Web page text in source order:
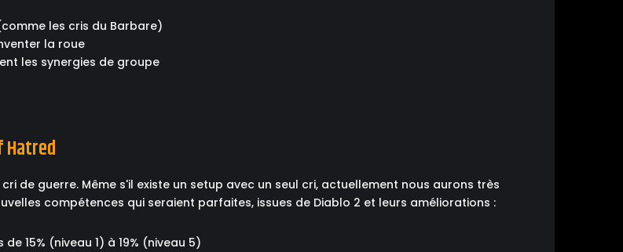
les cris du Barbare)
la roue
les synergies de groupe
Hatred
de guerre. Même s'il existe un setup avec un seul cri, actuellement nous aurons très
compétences qui seraient parfaites, issues de Diablo 2 et leurs améliorations :
15% (niveau 1) à 19% (niveau 5)